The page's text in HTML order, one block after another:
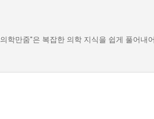
학만줌"은 복잡한 의학 지식을 쉽게 풀어내